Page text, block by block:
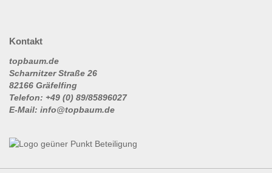
Kontakt
topbaum.de
Scharnitzer Straße 26
82166 Gräfelfing
Telefon: +49 (0) 89/85896027
E-Mail: info@topbaum.de